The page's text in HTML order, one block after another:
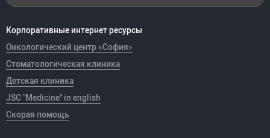
Корпоративные интернет ресурсы
Онкологический центр «София»
Стоматологическая клиника
Детская клиника
JSC "Medicine" in english
Скорая помощь